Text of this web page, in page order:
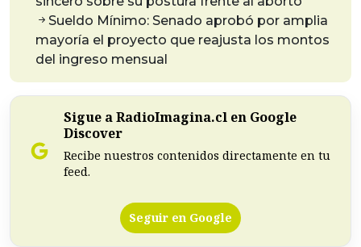
Sueldo Mínimo: Senado aprobó por amplia
mayoría el proyecto que reajusta los montos
del ingreso mensual
Sigue a RadioImagina.cl en Google
Discover
Recibe nuestros contenidos directamente en tu
feed.
Seguir en Google